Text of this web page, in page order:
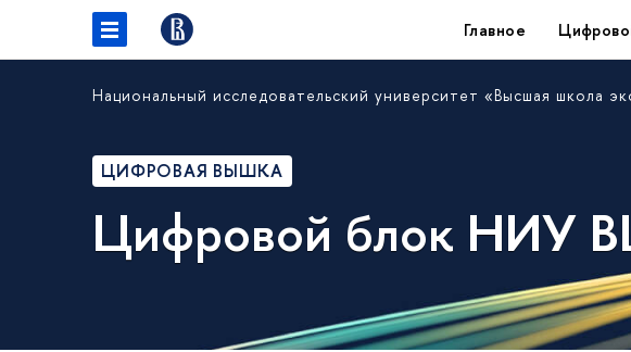
Главное
Национальный исследовательский университет «Высшая школа
ЦИФРОВАЯ ВЫШКА
Цифровой блок НИУ